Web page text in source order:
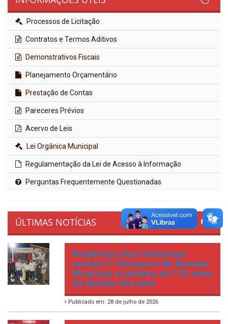
Processos de Licitação
Contratos e Termos Aditivos
Demonstrativos Fiscais
Planejamento Orçamentário
Prestação de Contas
Pareceres Prévios
Acervo de Leis
Lei Orgânica Municipal
Regulamentação da Lei de Acesso à Informação
Perguntas Frequentemente Questionadas
ÚLTIMAS NOTÍCIAS
Prefeitura das Vertentes
realiza 1º Encontro de Bandas
Musicais e celebra os 113 anos
da Banda São José
Publicado em: 28 de julho de 2026